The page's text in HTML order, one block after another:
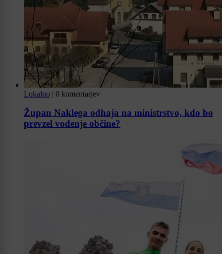
Lokalno | 0 komentarjev
Župan Naklega odhaja na ministrstvo, kdo bo
prevzel vodenje občine?